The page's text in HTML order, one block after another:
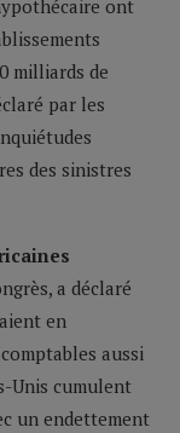
ont
milliards de
par les
des sinistres
a déclaré
en
aussi
Unis cumulent
un endettement